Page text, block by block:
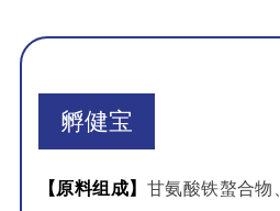
孵健宝
【原料组成】 甘氨酸铁螯合物